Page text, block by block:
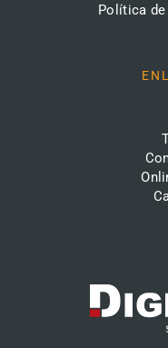
Política